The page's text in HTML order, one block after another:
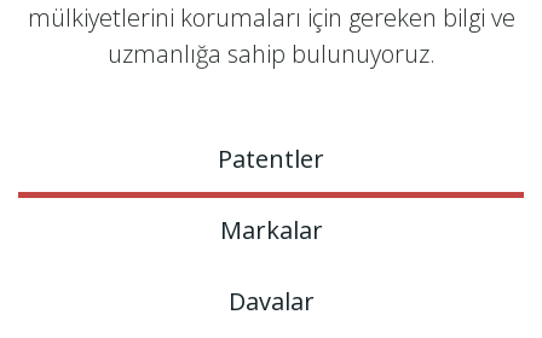
mülkiyetlerini korumaları için gereken bilgi ve
uzmanlığa sahip bulunuyoruz.
Patentler
Markalar
Davalar